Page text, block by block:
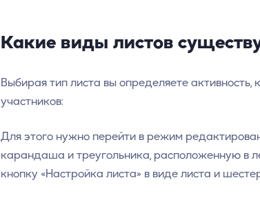
Какие виды листов
Выбирая тип листа вы определяете
участников:
Для этого нужно перейти в режим
карандаша и треугольника, расположенную в
кнопку «Настройка листа» в виде листа и